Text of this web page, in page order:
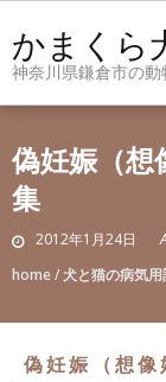
to
content
かまくら
神奈川県鎌倉市の動
偽妊娠（想
集
2012年1月24日
home/犬と猫の病気用
偽妊娠（想像